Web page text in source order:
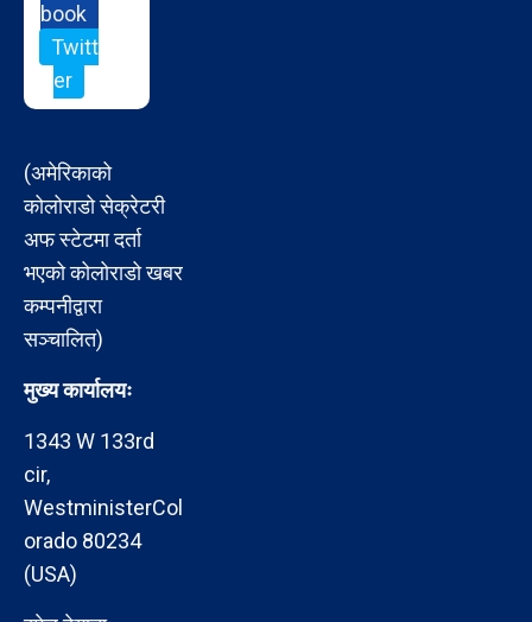
book
Twitt
er
(अमेरिकाको
कोलोराडो सेक्रेटरी
अफ स्टेटमा दर्ता
भएको कोलोराडो खबर
कम्पनीद्वारा
सञ्चालित)
मुख्य कार्यालयः
1343 W 133rd
cir,
WestministerCol
orado 80234
(USA)